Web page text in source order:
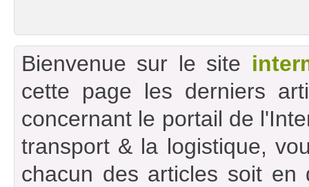
Bienvenue sur le site
cette page les derniers
concernant le portail de
transport & la logistique,
chacun des articles soit en